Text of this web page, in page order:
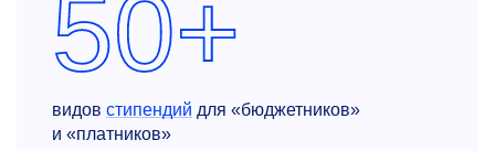
50+
видов стипендий для «бюджетников»
и «платников»